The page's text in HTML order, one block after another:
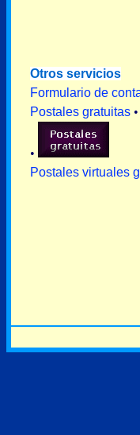
Otros servicios
Formulario de
Postales gratuitas •
•
Postales virtuales